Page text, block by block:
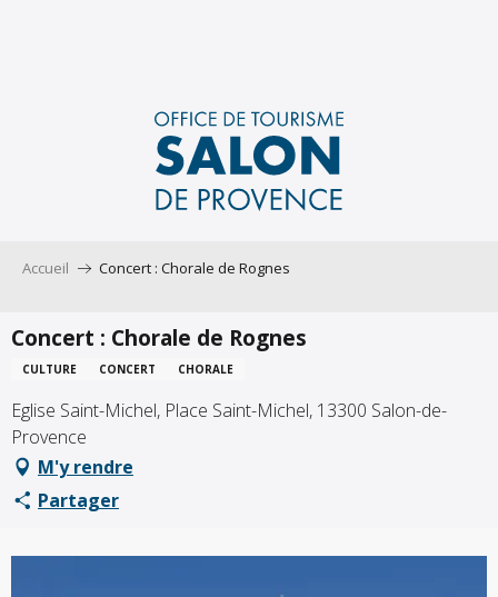
Accueil Concert : Chorale de Rognes
Concert : Chorale de Rognes
CULTURE CONCERT CHORALE
Eglise Saint-Michel, Place Saint-Michel, 13300 Salon-de-
Provence
M'y rendre
Partager